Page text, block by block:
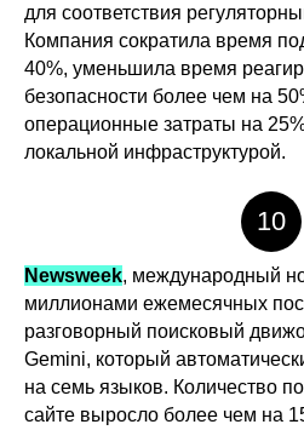
для соответствия
Компания сократила время
40%, уменьшила время
безопасности более чем на
операционные затраты на
локальной инфраструктурой.
10
Newsweek, международный
миллионами ежемесячных
разговорный поисковый
Gemini, который
на семь языков. Количество
сайте выросло более чем на